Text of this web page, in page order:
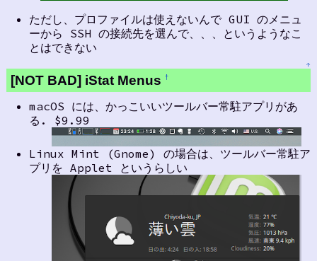
ただし、プロファイルは使えないんで GUI のメニュ
ーから SSH の接続先を選んで、、、というようなこ
とはできない
↑
[NOT BAD] iStat Menus †
macOS には、かっこいいツールバー常駐アプリがあ
る. $9.99
Linux Mint (Gnome) の場合は、ツールバー常駐ア
プリを Applet というらしい